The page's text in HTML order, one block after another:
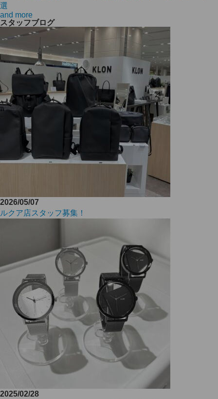
選
and more
スタッフブログ
2026/05/07
ルクア店スタッフ募集！
2025/02/28